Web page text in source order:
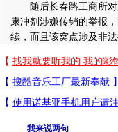
随后长春路工商所对
康冲剂涉嫌传销的举报
续，而且该窝点涉及非法
我来说两句